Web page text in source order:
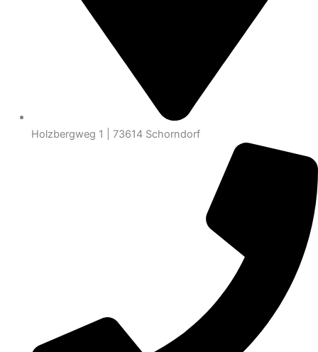
Holzbergweg 1 | 73614 Schorndorf